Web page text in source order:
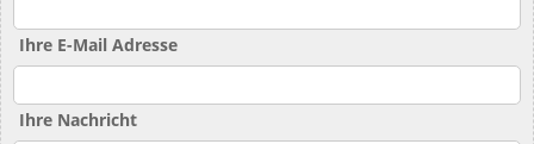
Ihre E-Mail Adresse
Ihre Nachricht